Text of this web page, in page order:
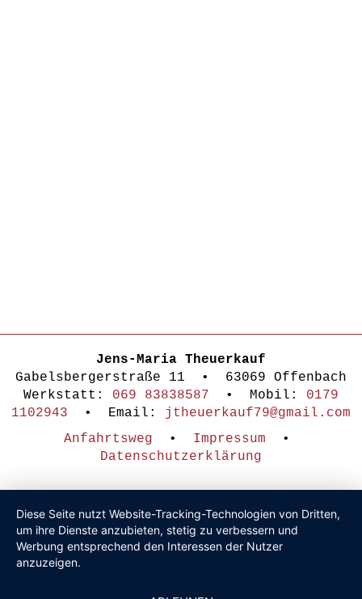
Jens-Maria Theuerkauf
Gabelsbergerstraße 11 • 63069 Offenbach
Werkstatt: 069 83838587 • Mobil: 0179
1102943 • Email:
jtheuerkauf79@gmail.com
Anfahrtsweg • Impressum •
Datenschutzerklärung
Diese Seite nutzt Website-Tracking-Technologien von Dritten,
um ihre Dienste anzubieten, stetig zu verbessern und
Werbung entsprechend den Interessen der Nutzer
anzuzeigen.